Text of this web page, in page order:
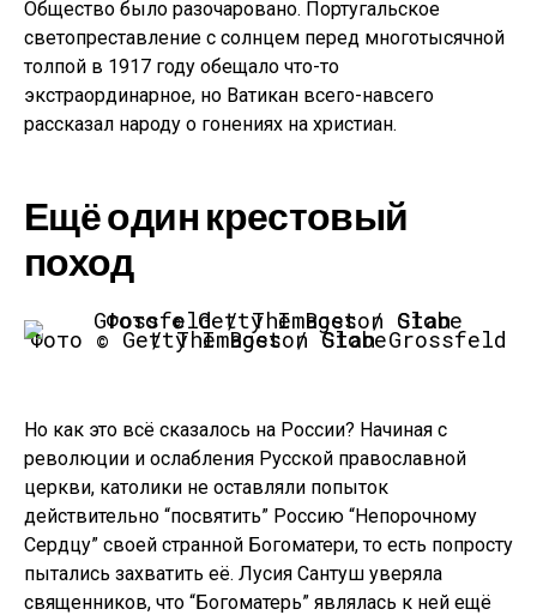
Общество было разочаровано. Португальское
светопреставление с солнцем перед многотысячной
толпой в 1917 году обещало что-то
экстраординарное, но Ватикан всего-навсего
рассказал народу о гонениях на христиан.
Ещё один крестовый
поход
Фото © Getty Images / Stan Grossfeld / The Boston Globe
Но как это всё сказалось на России? Начиная с
революции и ослабления Русской православной
церкви, католики не оставляли попыток
действительно “посвятить” Россию “Непорочному
Сердцу” своей странной Богоматери, то есть попросту
пытались захватить её. Лусия Сантуш уверяла
священников, что “Богоматерь” являлась к ней ещё